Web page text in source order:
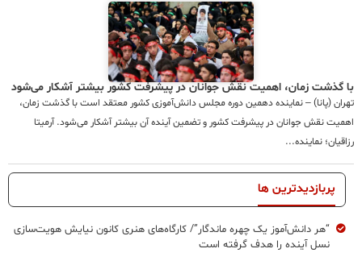
با گذشت زمان، اهمیت نقش جوانان در پیشرفت کشور بیشتر آشکار می‌شود
تهران (پانا) – نماینده دهمین دوره مجلس دانش‌آموزی کشور معتقد است با گذشت زمان،
اهمیت نقش جوانان در پیشرفت کشور و تضمین آینده‌ آن بیشتر آشکار می‌شود. آرمیتا
رزاقیان؛ نماینده...
پربازدیدترین ها
“هر دانش‌آموز یک چهره ماندگار”/ کارگاه‌های هنری کانون نیایش هویت‌سازی
نسل آینده را هدف گرفته است